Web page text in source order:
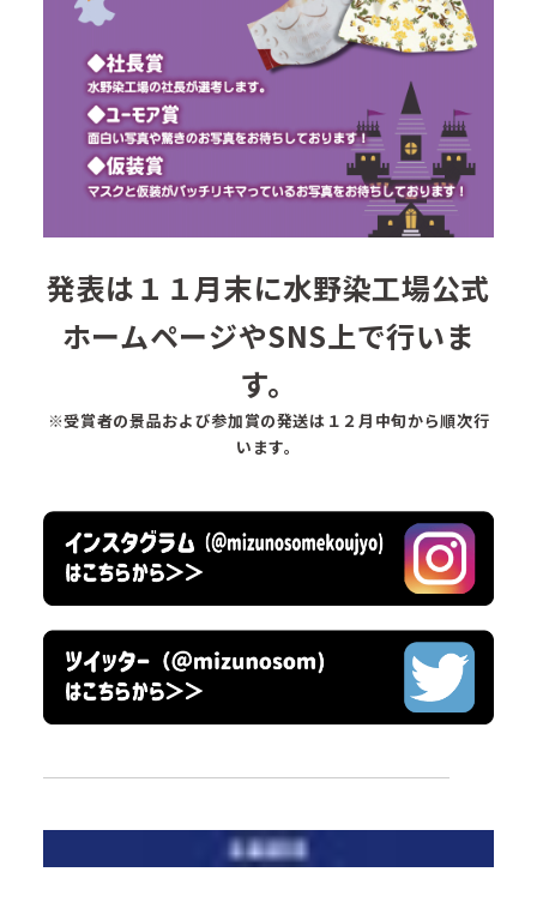
発表は１１月末に水野染工場公式
ホームページやSNS上で行いま
す。
※受賞者の景品および参加賞の発送は１２月中旬から順次行
います。